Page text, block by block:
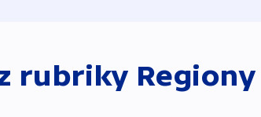
rubriky Regiony